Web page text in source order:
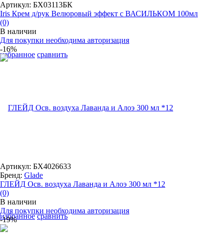
избранное сравнить
Артикул: БХ03113БК
Iris Крем д/рук Велюровый эффект с ВАСИЛЬКОМ 100мл
(0)
В наличии
Для покупки необходима авторизация
-16%
избранное сравнить
Артикул: БХ4026633
Бренд: Glade
ГЛЕЙД Осв. воздуха Лаванда и Алоэ 300 мл *12
(0)
В наличии
Для покупки необходима авторизация
-19%